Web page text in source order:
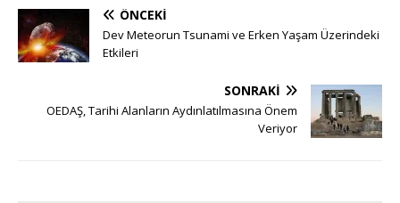
ÖNCEKI
Dev Meteorun Tsunami ve Erken Yaşam Üzerindeki
Etkileri
SONRAKI
OEDAŞ, Tarihi Alanların Aydınlatılmasına Önem
Veriyor